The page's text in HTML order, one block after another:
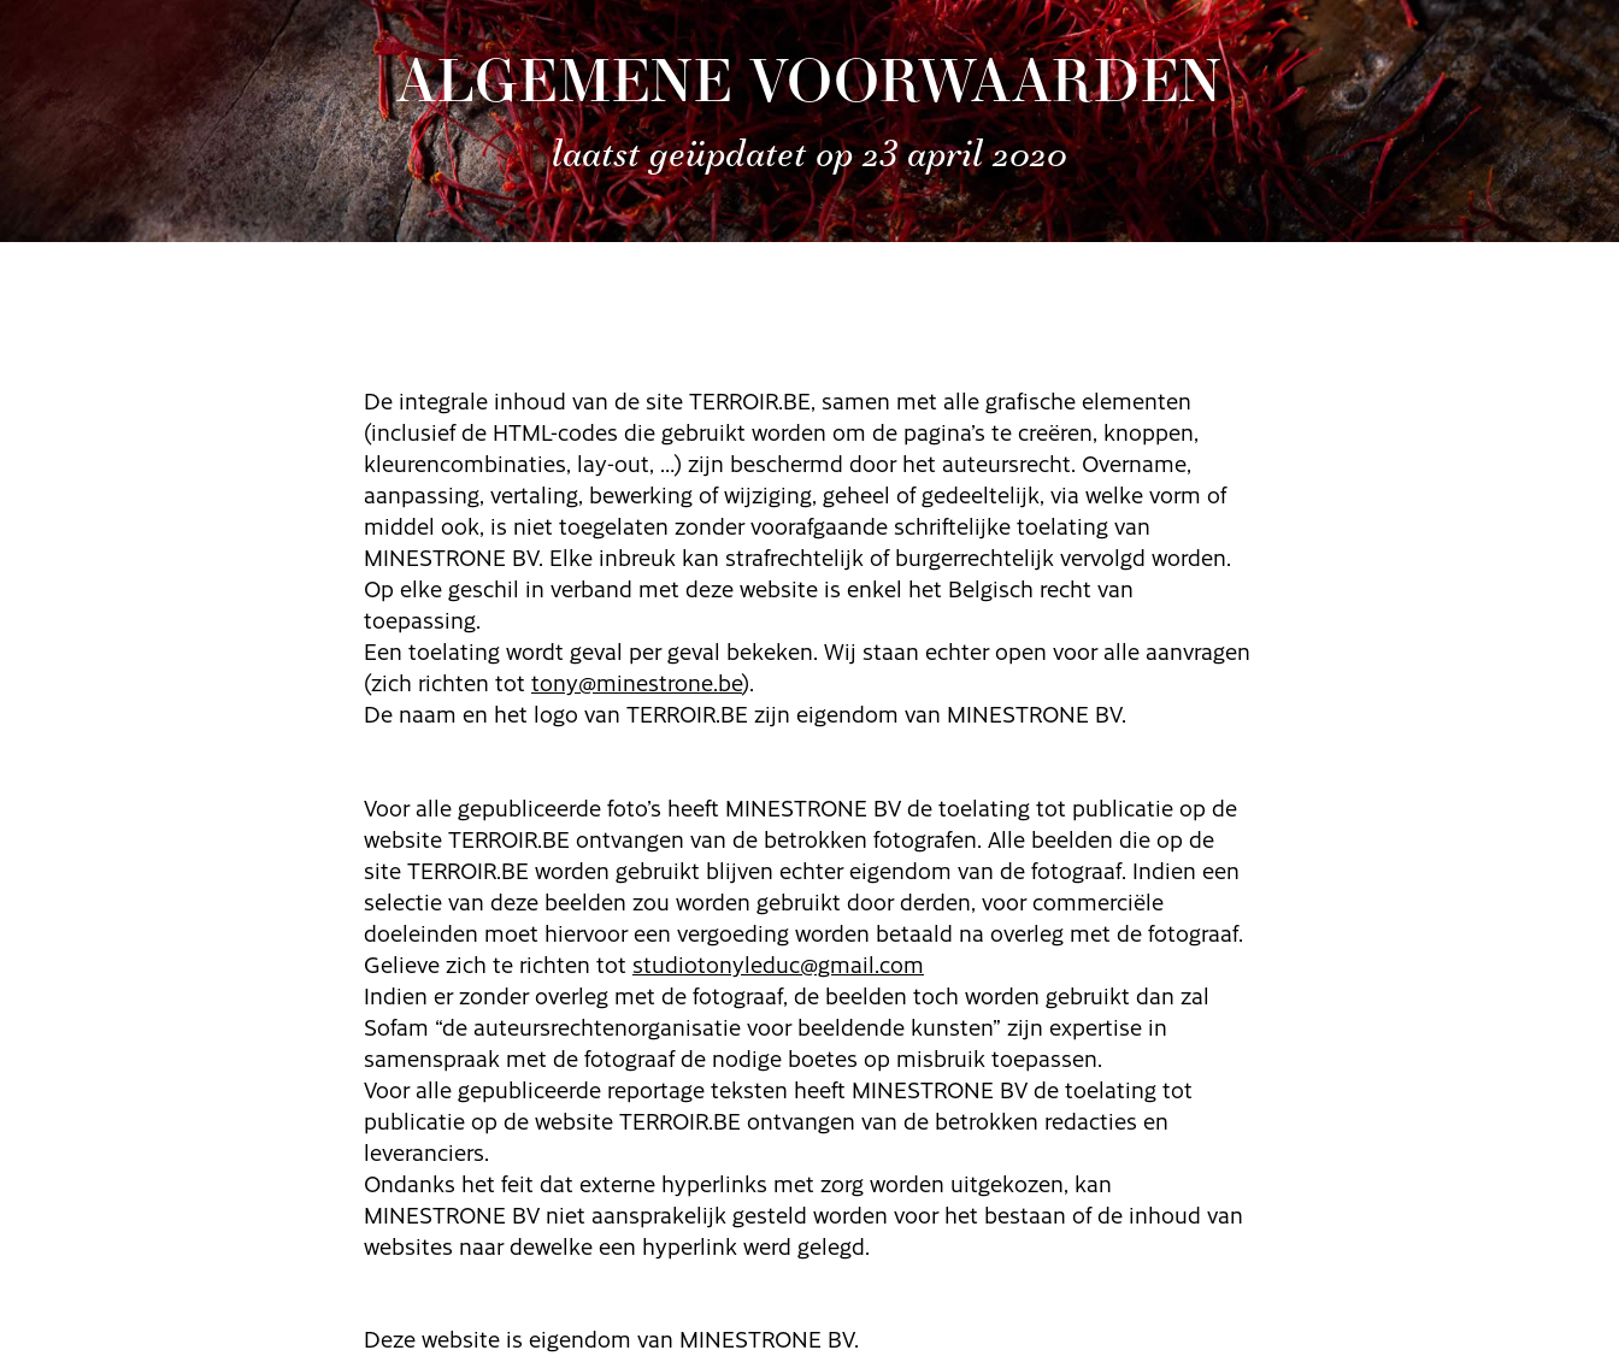
ALGEMENE VOORWAARDEN
laatst geüpdatet op 23 april 2020
De integrale inhoud van de site TERROIR.BE, samen met alle grafische elementen
(inclusief de HTML-codes die gebruikt worden om de pagina’s te creëren, knoppen,
kleurencombinaties, lay-out, …) zijn beschermd door het auteursrecht. Overname,
aanpassing, vertaling, bewerking of wijziging, geheel of gedeeltelijk, via welke vorm of
middel ook, is niet toegelaten zonder voorafgaande schriftelijke toelating van
MINESTRONE BV. Elke inbreuk kan strafrechtelijk of burgerrechtelijk vervolgd worden.
Op elke geschil in verband met deze website is enkel het Belgisch recht van
toepassing.
Een toelating wordt geval per geval bekeken. Wij staan echter open voor alle aanvragen
(zich richten tot tony@minestrone.be).
De naam en het logo van TERROIR.BE zijn eigendom van MINESTRONE BV.
Voor alle gepubliceerde foto’s heeft MINESTRONE BV de toelating tot publicatie op de
website TERROIR.BE ontvangen van de betrokken fotografen. Alle beelden die op de
site TERROIR.BE worden gebruikt blijven echter eigendom van de fotograaf. Indien een
selectie van deze beelden zou worden gebruikt door derden, voor commerciële
doeleinden moet hiervoor een vergoeding worden betaald na overleg met de fotograaf.
Gelieve zich te richten tot studiotonyleduc@gmail.com
Indien er zonder overleg met de fotograaf, de beelden toch worden gebruikt dan zal
Sofam “de auteursrechtenorganisatie voor beeldende kunsten” zijn expertise in
samenspraak met de fotograaf de nodige boetes op misbruik toepassen.
Voor alle gepubliceerde reportage teksten heeft MINESTRONE BV de toelating tot
publicatie op de website TERROIR.BE ontvangen van de betrokken redacties en
leveranciers.
Ondanks het feit dat externe hyperlinks met zorg worden uitgekozen, kan
MINESTRONE BV niet aansprakelijk gesteld worden voor het bestaan of de inhoud van
websites naar dewelke een hyperlink werd gelegd.
Deze website is eigendom van MINESTRONE BV.